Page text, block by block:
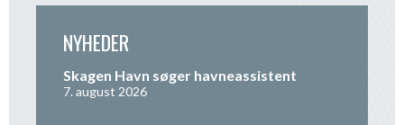
NYHEDER
Skagen Havn søger havneassistent
7. august 2026